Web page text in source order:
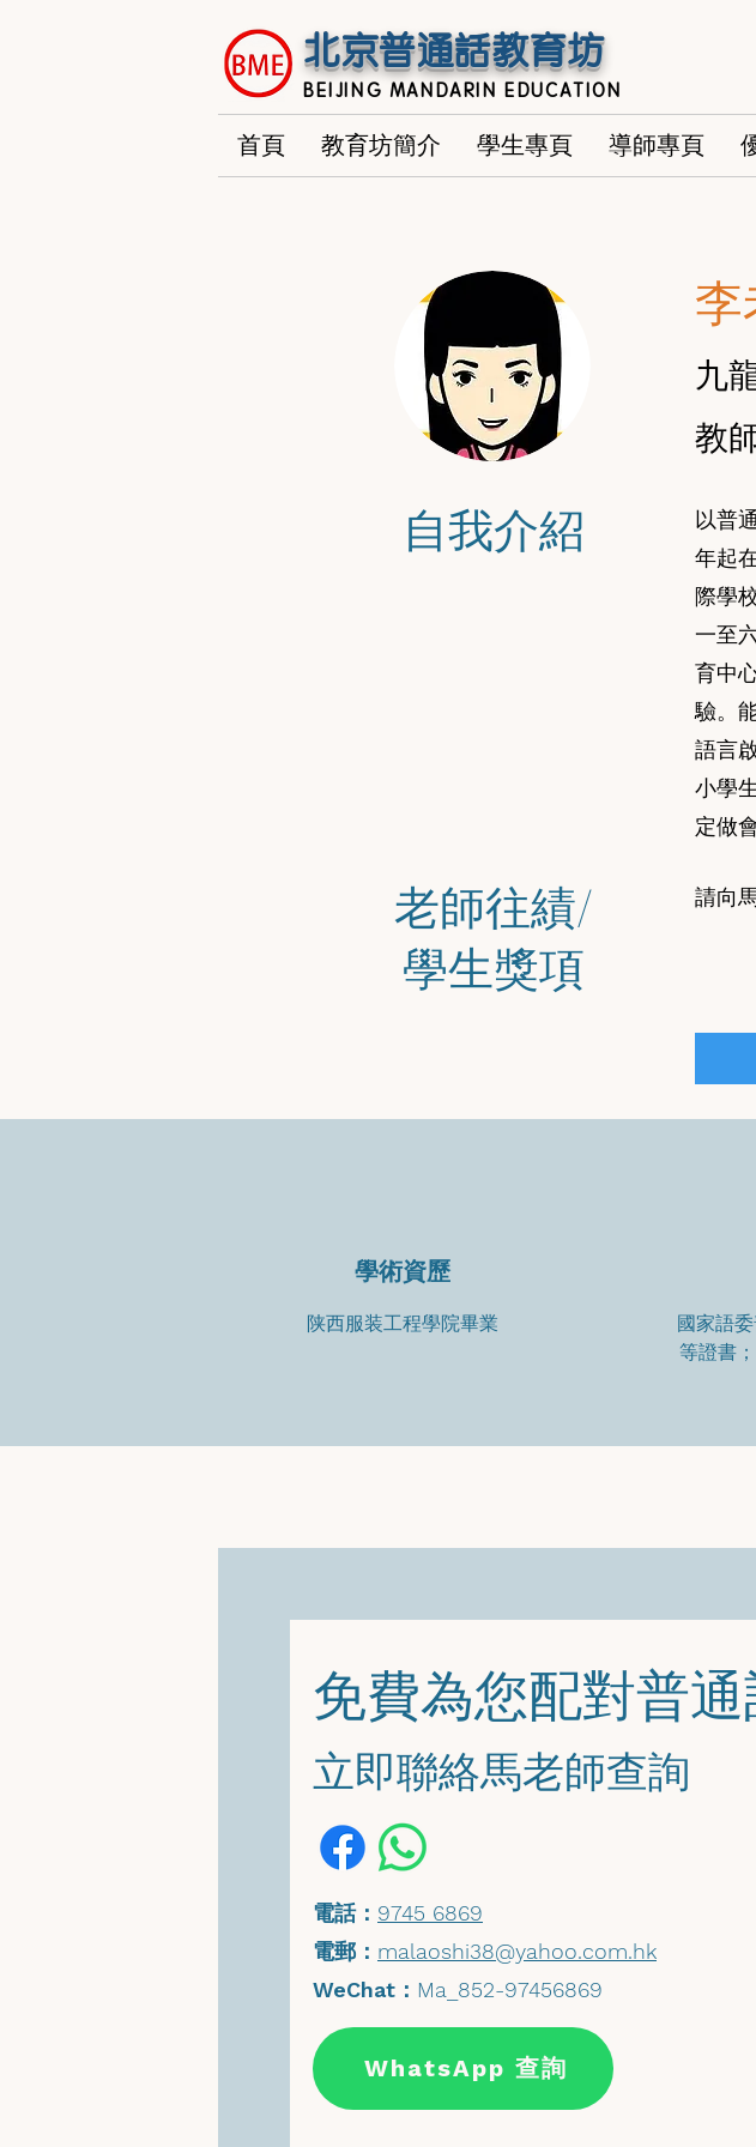
北京普通話教育坊
BEIJING MANDARIN EDUCATION
首頁 教育坊簡介 學生專頁 導師專頁
自我介紹
老師往績/
學生獎項
李
九
教
以普
年起
際學
一至
育中
驗。
語言
小學
定做
請向
學術資歷
陕西服装工程學院畢業
國家語
等證書
免費為您配對普
​立即聯絡馬老師查詢
​電話： 9745 6869
​電郵： malaoshi38@yahoo.com.hk
WeChat ： Ma_852-97456869
WhatsApp 查詢